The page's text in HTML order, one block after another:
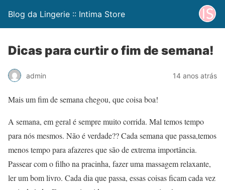
Blog da Lingerie :: Intima Store
Dicas para curtir o fim de semana!
admin 14 anos atrás
Mais um fim de semana chegou, que coisa boa!
A semana, em geral é sempre muito corrida. Mal temos tempo
para nós mesmos. Não é verdade?? Cada semana que passa,temos
menos tempo para afazeres que são de extrema importância.
Passear com o filho na pracinha, fazer uma massagem relaxante,
ler um bom livro. Cada dia que passa, essas coisas ficam cada vez